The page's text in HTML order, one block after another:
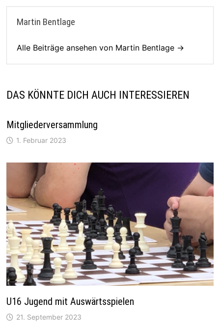
Martin Bentlage
Alle Beiträge ansehen von Martin Bentlage →
DAS KÖNNTE DICH AUCH INTERESSIEREN
Mitgliederversammlung
1. Februar 2023
U16 Jugend mit Auswärtsspielen
21. September 2023